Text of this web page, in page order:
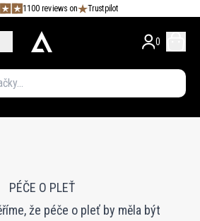
1100 reviews on Trustpilot
0
PÉČE O PLEŤ
že péče o pleť by měla být